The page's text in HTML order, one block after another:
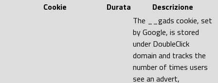
Cookie
Durata Descrizione
The __gads cookie, set
by Google, is stored
under DoubleClick
domain and tracks the
number of times users
see an advert,